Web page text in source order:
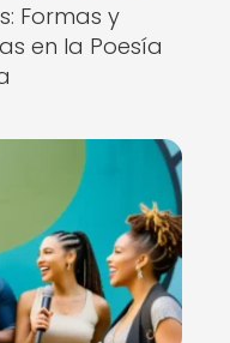
Formas y
en la Poesía